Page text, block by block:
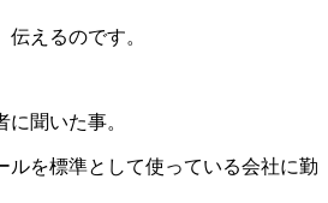
えるのです。
聞いた事。
ルを標準として使っている会社に勤